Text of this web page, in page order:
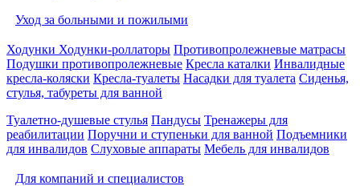
Уход за больными и пожилыми
Ходунки Ходунки-роллаторы Противопролежневые матрасы
Подушки противопролежневые Кресла каталки Инвалидные
кресла-коляски Кресла-туалеты Насадки для туалета Сиденья,
стулья, табуреты для ванной
Туалетно-душевые стулья Пандусы Тренажеры для
реабилитации Поручни и ступеньки для ванной Подъемники
для инвалидов Слуховые аппараты Мебель для инвалидов
Для компаний и специалистов